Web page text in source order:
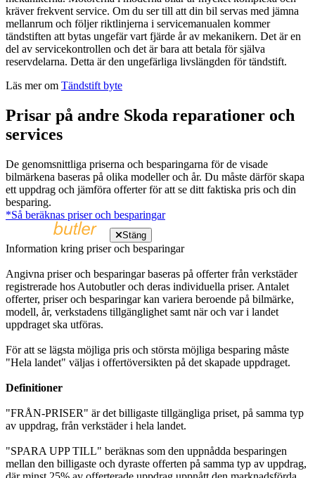
kräver frekvent service. Om du ser till att din bil servas med jämna
mellanrum och följer riktlinjerna i servicemanualen kommer
tändstiften att bytas ungefär vart fjärde år av mekanikern. Det är en
del av servicekontrollen och det är bara att betala för själva
reservdelarna. Detta är den ungefärliga livslängden för tändstift.
Läs mer om Tändstift byte
Prisar på andre Skoda reparationer och
services
De genomsnittliga priserna och besparingarna för de visade
bilmärkena baseras på olika modeller och år. Du måste därför skapa
ett uppdrag och jämföra offerter för att se ditt faktiska pris och din
besparing.
*Så beräknas priser och besparingar
Stäng
Information kring priser och besparingar
Angivna priser och besparingar baseras på offerter från verkstäder
registrerade hos Autobutler och deras individuella priser. Antalet
offerter, priser och besparingar kan variera beroende på bilmärke,
modell, år, verkstadens tillgänglighet samt när och var i landet
uppdraget ska utföras.
För att se lägsta möjliga pris och största möjliga besparing måste
"Hela landet" väljas i offertöversikten på det skapade uppdraget.
Definitioner
"FRÅN-PRISER" är det billigaste tillgängliga priset, på samma typ
av uppdrag, från verkstäder i hela landet.
"SPARA UPP TILL" beräknas som den uppnådda besparingen
mellan den billigaste och dyraste offerten på samma typ av uppdrag,